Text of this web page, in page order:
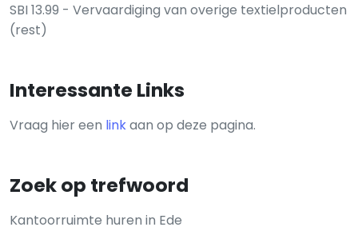
SBI 13.99 - Vervaardiging van overige textielproducten
(rest)
Interessante Links
Vraag hier een linkaan op deze pagina.
Zoek op trefwoord
Kantoorruimte huren in Ede